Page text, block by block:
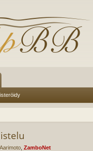
Aarimoto ZamboNet